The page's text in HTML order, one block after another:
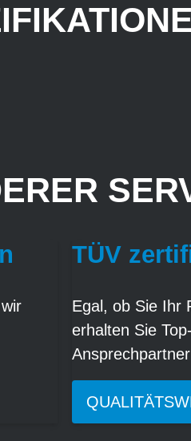
TÜV
Egal, ob Sie Ihr
erhalten Sie